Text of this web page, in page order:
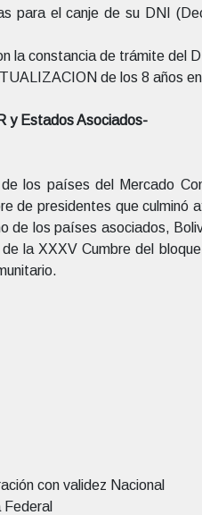
para el canje de su DNI
la constancia de trámite del
de los 8 años
y Estados Asociados-
los países del Mercado
de presidentes que
los países asociados,
la XXXV Cumbre del
con validez Nacional